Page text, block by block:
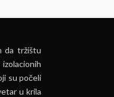
da tržištu
su počeli
u krila